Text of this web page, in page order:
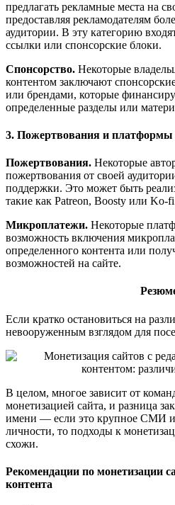
предлагать рекламные места на
предоставляя рекламодателям
аудитории. В эту категорию
ссылки или спонсорские блоки.
Спонсорство. Некоторые
контентом заключают
или брендами, которые
определенные разделы или
3. Пожертвования и
Пожертвования. Некоторые
пожертвования от своей
поддержки. Это может быть
такие как Patreon, Boosty или Ko-
Микроплатежи. Некоторые
возможность включения
определенного контента или
возможностей на сайте.
Если кратко остановиться на
невооруженным взглядом для
В целом, многое зависит от
монетизацией сайта, и разница
имени — если это крупное СМИ
личности, то подходы к
схожи.
Рекомендации по монетизации
контента